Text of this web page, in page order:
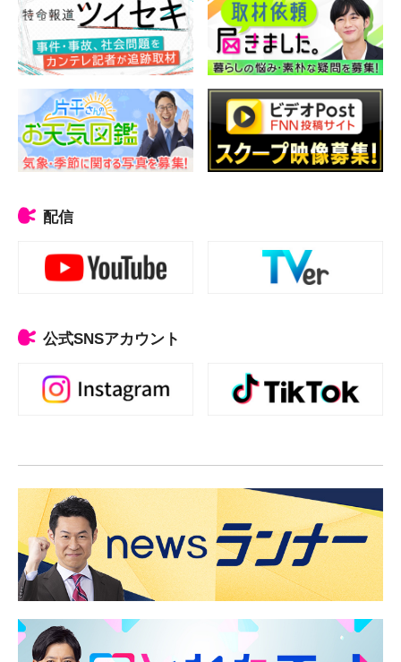
配信
公式SNSアカウント